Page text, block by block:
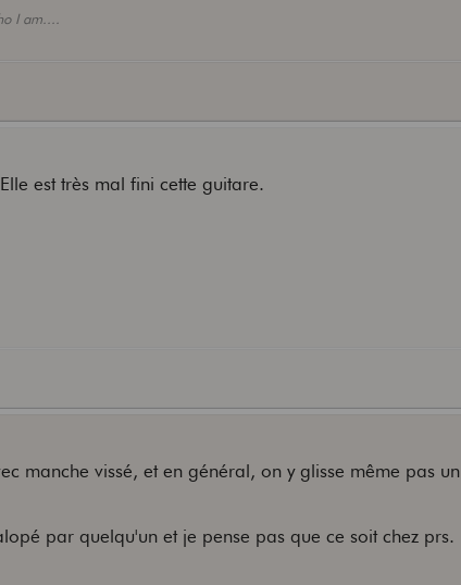
I am....
est très mal fini cette guitare.
manche vissé, et en général, on y glisse même pas
par quelqu'un et je pense pas que ce soit chez prs.